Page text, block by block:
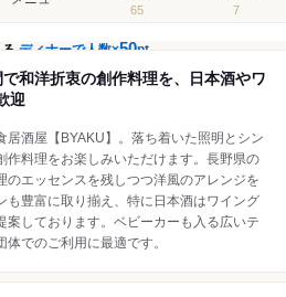
65 7
ディナーで人数×50pt
で和洋折衷の創作料理を、日本酒やワ
迎
酒屋【BYAKU】。落ち着いた照明とシン
作料理をお楽しみいただけます。長野県の
のエッセンスを残しつつ洋風のアレンジを
も豊富に取り揃え、特に日本酒はワイング
案しております。ベビーカーも入る広いテ
でのご利用に最適です。